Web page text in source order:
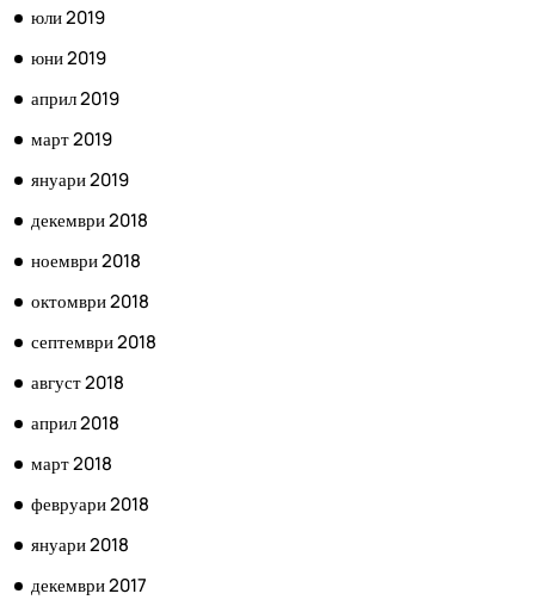
юли 2019
юни 2019
април 2019
март 2019
януари 2019
декември 2018
ноември 2018
октомври 2018
септември 2018
август 2018
април 2018
март 2018
февруари 2018
януари 2018
декември 2017